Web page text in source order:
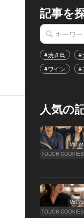
記事を
#焼き鳥 #
#ワイン
#
人気の
Vol.74
TOUGH COOKIES
Vol.73
TOUGH COOKIES